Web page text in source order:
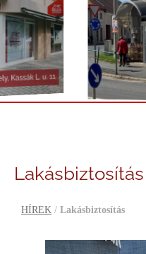
Lakásbiztosítás
HÍREK / Lakásbiztosítás